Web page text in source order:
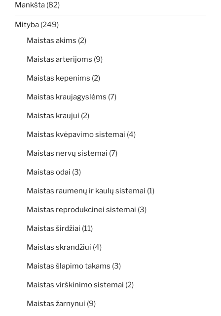
Mankšta (82)
Mityba (249)
Maistas akims (2)
Maistas arterijoms (9)
Maistas kepenims (2)
Maistas kraujagyslėms (7)
Maistas kraujui (2)
Maistas kvėpavimo sistemai (4)
Maistas nervų sistemai (7)
Maistas odai (3)
Maistas raumenų ir kaulų sistemai (1)
Maistas reprodukcinei sistemai (3)
Maistas širdžiai (11)
Maistas skrandžiui (4)
Maistas šlapimo takams (3)
Maistas virškinimo sistemai (2)
Maistas žarnynui (9)